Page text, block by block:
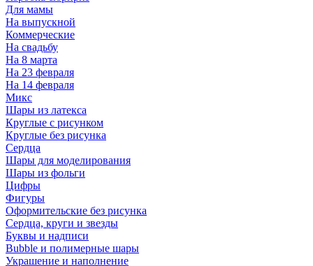
Для мамы
На выпускной
Коммерческие
На свадьбу
На 8 марта
На 23 февраля
На 14 февраля
Микс
Шары из латекса
Круглые с рисунком
Круглые без рисунка
Сердца
Шары для моделирования
Шары из фольги
Цифры
Фигуры
Оформительские без рисунка
Сердца, круги и звезды
Буквы и надписи
Bubble и полимерные шары
Украшение и наполнение